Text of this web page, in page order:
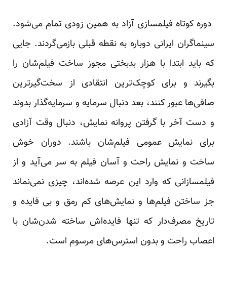
دوره کوتاه فیلمسازی آزاد به همین زودی تمام می‌شود.
سینماگران ایرانی دوباره به نقطه قبلی بازمی‌گردند. جایی
که باید ابتدا با هزار بدبختی مجوز ساخت فیلم‌شان را
بگیرند و برای کوچک‌ترین انتقادی از سخت‌گیرترین
صافی‌ها عبور کنند، بعد دنبال سرمایه و سرمایه‌گذار بدوند
و دست آخر با گرفتن پروانه نمایش، دنبال وقت آزادی
برای نمایش عمومی فیلم‌شان باشند. دوران خوش
ساخت و نمایش راحت و آسان فیلم به سر می‌آید و از
فیلمسازانی که وارد این عرصه شده‌اند، چیزی نمی‌نماند
جز ساختن فیلم‌ها و نمایش‌های کم رمق و بی ‌فایده و
تاریخ مصرف‌دار که تنها فایده‌اش ساخته شدن‌شان با
اعصاب راحت و بدون استرس‌های مرسوم است.